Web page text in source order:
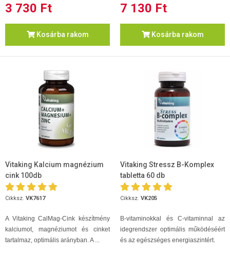
3 730 Ft
Kosárba rakom
7 130 Ft
Kosárba rakom
Vitaking Kalcium magnézium
cink 100db
Cikksz. VK7617
A Vitaking CalMag-Cink készítmény
kalciumot, magnéziumot és cinket
tartalmaz, optimális arányban. A ...
Vitaking Stressz B-Komplex
tabletta 60 db
Cikksz. VK205
B-vitaminokkal és C-vitaminnal az
idegrendszer optimális működéséért
és az egészséges energiaszintért.